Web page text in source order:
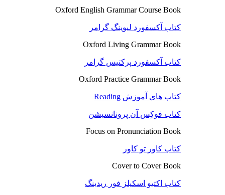
Oxford English Grammar Course Book
کتاب آکسفورد لیوینگ گرامر
Oxford Living Grammar Book
کتاب آکسفورد پرکتیس گرامر
Oxford Practice Grammar Book
کتاب های آموزش Reading
کتاب فوکِس آن پرونانسیشن
Focus on Pronunciation Book
کتاب کاور تو کاور
Cover to Cover Book
کتاب اکتیو اسکیلز فور ریدینگ